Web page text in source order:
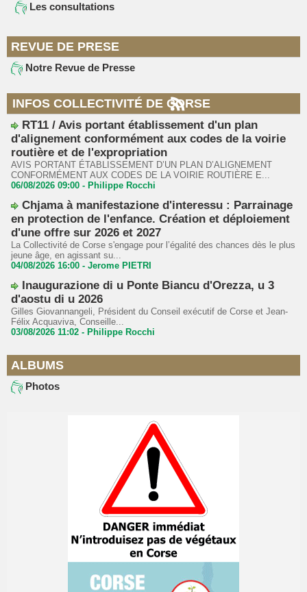
Les consultations
REVUE DE PRESE
Notre Revue de Presse
INFOS COLLECTIVITÉ DE CORSE
RT11 / Avis portant établissement d'un plan
d'alignement conformément aux codes de la voirie
routière et de l'expropriation
AVIS PORTANT ÉTABLISSEMENT D’UN PLAN D’ALIGNEMENT
CONFORMÉMENT AUX CODES DE LA VOIRIE ROUTIÈRE E...
06/08/2026 09:00 - Philippe Rocchi
Chjama à manifestazione d'interessu : Parrainage
en protection de l'enfance. Création et déploiement
d'une offre sur 2026 et 2027
La Collectivité de Corse s'engage pour l’égalité des chances dès le plus
jeune âge, en agissant su...
04/08/2026 16:00 - Jerome PIETRI
Inaugurazione di u Ponte Biancu d'Orezza, u 3
d'aostu di u 2026
Gilles Giovannangeli, Président du Conseil exécutif de Corse et Jean-
Félix Acquaviva, Conseille...
03/08/2026 11:02 - Philippe Rocchi
ALBUMS
Photos